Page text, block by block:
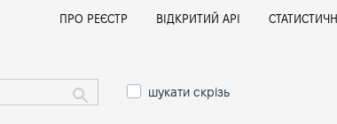
ПРО РЕЄСТР ВІДКРИТИЙ АРІ
шукати скрізь